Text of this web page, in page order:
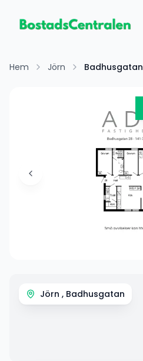
Hem Jörn Badhusgatan
Jörn , Badhusgatan